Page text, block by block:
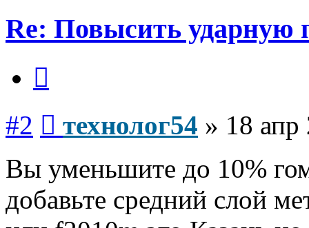
Re: Повысить ударную
#2 технолог54 » 18
Вы уменьшите до 10%
добавьте средний слой